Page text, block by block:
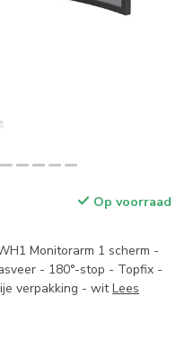
Op voorraad
Monitorarm 1 scherm -
- 180°-stop - Topfix -
verpakking - witLees